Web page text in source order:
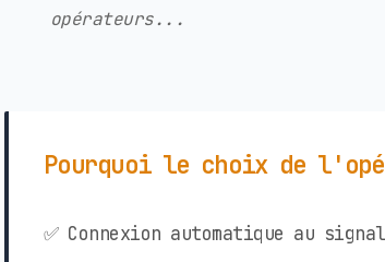
opérateurs...
Pourquoi le choix de
✅ Connexion automatique au